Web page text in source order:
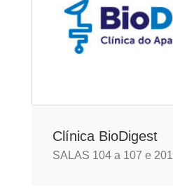
Clínica BioDigest
SALAS 104 a 107 e 201